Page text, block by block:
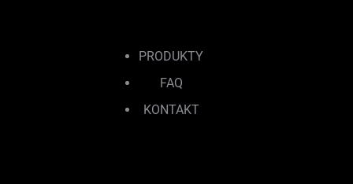
PRODUKTY
FAQ
KONTAKT